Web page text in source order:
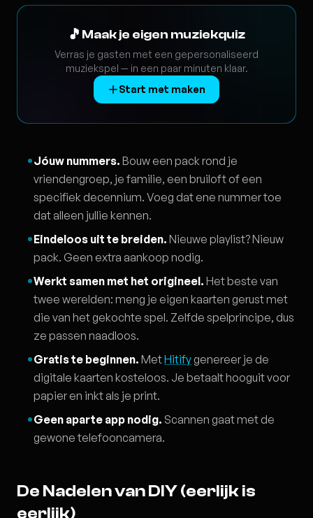
🎵 Maak je eigen muziekquiz
Verras je gasten met een gepersonaliseerd
muziekspel — in een paar minuten klaar.
Start met maken
Jóuw nummers. Bouw een pack rond je
vriendengroep, je familie, een bruiloft of een
specifiek decennium. Voeg dat ene nummer toe
dat alleen jullie kennen.
Eindeloos uit te breiden. Nieuwe playlist? Nieuw
pack. Geen extra aankoop nodig.
Werkt samen met het origineel. Het beste van
twee werelden: meng je eigen kaarten gerust met
die van het gekochte spel. Zelfde spelprincipe, dus
ze passen naadloos.
Gratis te beginnen. MetHitify genereer je de
digitale kaarten kosteloos. Je betaalt hooguit voor
papier en inkt als je print.
Geen aparte app nodig. Scannen gaat met de
gewone telefooncamera.
De Nadelen van DIY (eerlijk is
eerlijk)